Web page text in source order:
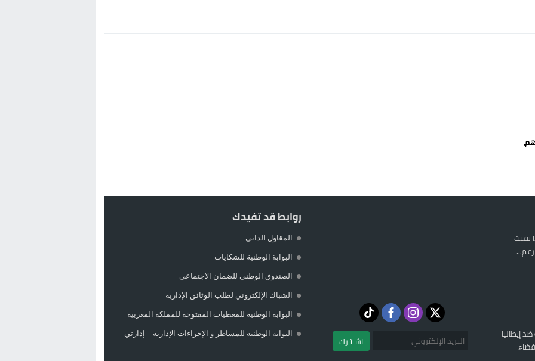
لرعاية القاصرين في سبتة
بقيت
إيطاليا
اشـتـرك
روابط قد تفيدك
المقاول الذاتي
البوابة الوطنية للشكايات
الصندوق الوطني للضمان الاجتماعي
الشباك الإلكتروني لطلب الوثائق الإدارية
البوابة الوطنية للمعطيات المفتوحة للمملكة المغربية
البوابة الوطنية للمساطر و الإجراءات الإدارية – إدارتي